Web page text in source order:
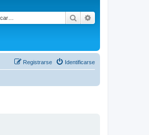
Buscar
Identificarse
Registrarse